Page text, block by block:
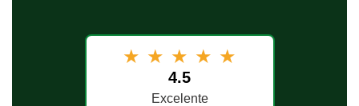
★ ★ ★ ★ ★
4.5
Excelente